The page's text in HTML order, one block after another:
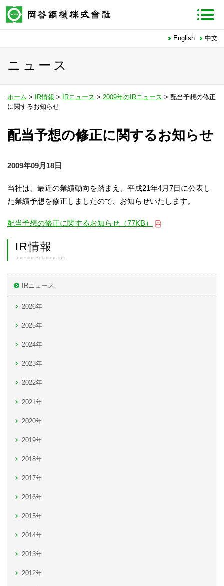
English 中文
ニュース
ホーム > IR情報 > IRニュース > 2009年のIRニュース > 配当予想の修正
に関するお知らせ
配当予想の修正に関するお知らせ
2009年09月18日
当社は、最近の業績動向を踏まえ、平成21年4月7日に公表し
た業績予想を修正しましたので、お知らせいたします。
配当予想の修正に関するお知らせ（77KB）
IR情報
Investor Relations info
IRニュース
2026年
2025年
2024年
2023年
2022年
2021年
2020年
2019年
2018年
2017年
2016年
2015年
2014年
2013年
2012年